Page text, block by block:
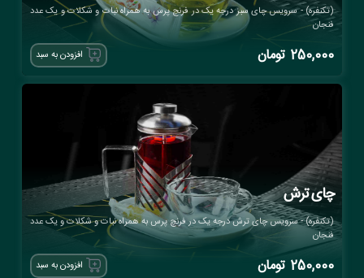
(تکنفره) - سرویس چای سبز درجه یک در فرنچ پرس به همراه نبات و شکلات و یک عدد
فنجان
250,000 تومان افزودن به سبد
چای ترش
(تکنفره) - سرویس چای ترش درجه یک در فرنچ پرس به همراه نبات و شکلات و یک عدد
فنجان
250,000 تومان افزودن به سبد